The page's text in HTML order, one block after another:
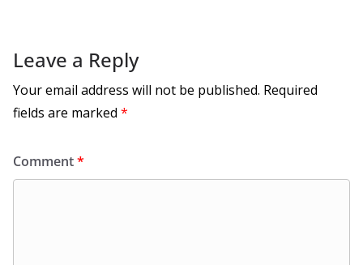
Leave a Reply
Your email address will not be published. Required
fields are marked *
Comment*